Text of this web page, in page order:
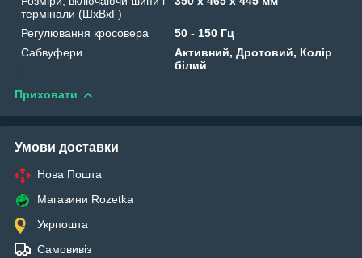
термінали (ШхВхГ)
Регулювання кросовера
50 - 150 Гц
Сабвуфери
Активний, Дротовий, Колір
білий
Приховати
Умови доставки
Нова Пошта
Магазини Rozetka
Укрпошта
Самовивіз